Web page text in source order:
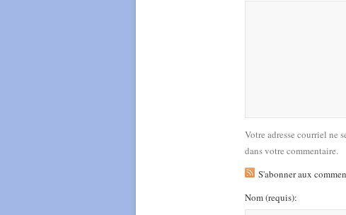
Votre adresse courriel ne
dans votre commentaire.
S'abonner aux
Nom(requis):